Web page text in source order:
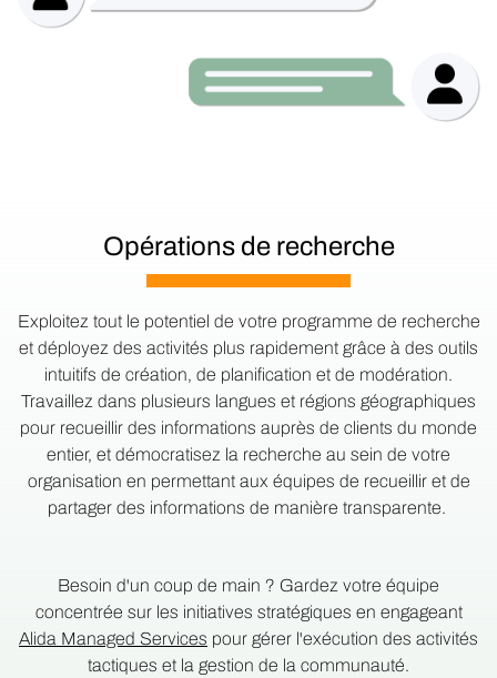
Opérations de recherche
Exploitez tout le potentiel de votre programme de recherche
et déployez des activités plus rapidement grâce à des outils
intuitifs de création, de planification et de modération.
Travaillez dans plusieurs langues et régions géographiques
pour recueillir des informations auprès de clients du monde
entier, et démocratisez la recherche au sein de votre
organisation en permettant aux équipes de recueillir et de
partager des informations de manière transparente.
Besoin d'un coup de main ? Gardez votre équipe
concentrée sur les initiatives stratégiques en engageant
Alida Managed Services pour gérer l'exécution des activités
tactiques et la gestion de la communauté.